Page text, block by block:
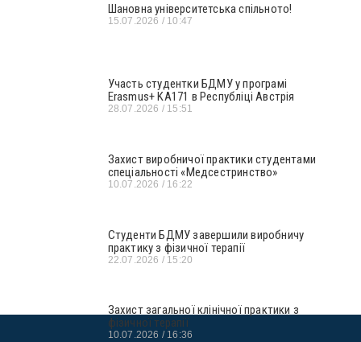
Шановна університетська спільното!
15.07.2026 10:47
Участь студентки БДМУ у програмі
Erasmus+ KA171 в Республіці Австрія
28.07.2026 15:51
Захист виробничої практики студентами
спеціальності «Медсестринство»
10.07.2026 16:22
Студенти БДМУ завершили виробничу
практику з фізичної терапії
22.07.2026 15:20
Захист загальної клінічної практики з
фізичної терапії
10.07.2026 16:36